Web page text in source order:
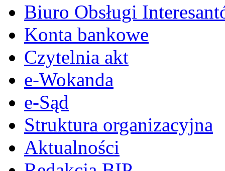
Biuro Obsługi
Konta bankowe
Czytelnia akt
e-Wokanda
e-Sąd
Struktura organizacyjna
Aktualności